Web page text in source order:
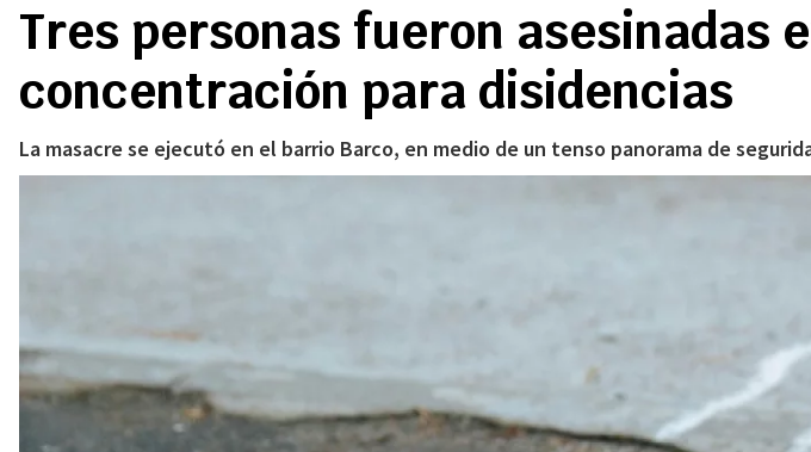
Tres personas fueron asesinadas
concentración para disidencias
La masacre se ejecutó en el barrio Barco, en medio de un tenso panorama de